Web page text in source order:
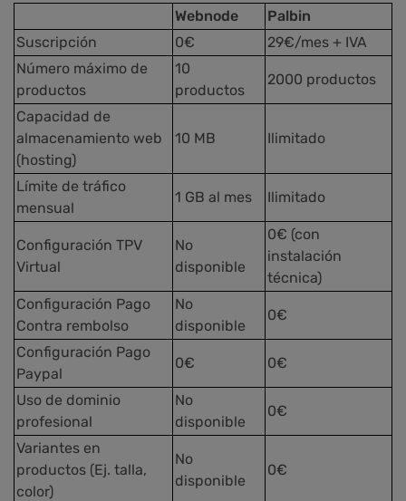
Webnode
Palbin
Suscripción
0€
29€/mes + IVA
Número máximo de
productos
10
productos
2000 productos
Capacidad de
almacenamiento web
(hosting)
10 MB Ilimitado
Límite de tráfico
mensual
1 GB al mes Ilimitado
Configuración TPV
Virtual
No
disponible
0€ (con
instalación
técnica)
Configuración Pago
Contra rembolso
No
disponible
0€
Configuración Pago
Paypal
0€ 0€
Uso de dominio
profesional
No
disponible
0€
Variantes en
productos (Ej. talla,
color)
No
disponible
0€